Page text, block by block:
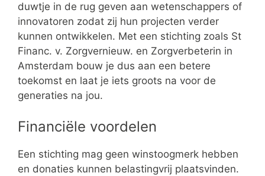
duwtje in de rug geven aan wetenschappers of
innovatoren zodat zij hun projecten verder
kunnen ontwikkelen. Met een stichting zoals St
Financ. v. Zorgvernieuw. en Zorgverbeterin in
Amsterdam bouw je dus aan een betere
toekomst en laat je iets groots na voor de
generaties na jou.
Financiële voordelen
Een stichting mag geen winstoogmerk hebben
en donaties kunnen belastingvrij plaatsvinden.